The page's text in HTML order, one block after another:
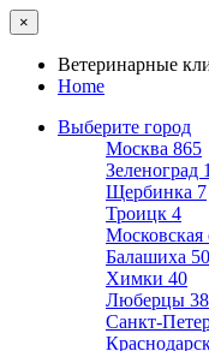
×
Ветеринарные
Home
Выберите город
Москва 865
Зеленоград
Щербинка 7
Троицк 4
Московская
Балашиха 50
Химки 40
Люберцы 38
Санкт-